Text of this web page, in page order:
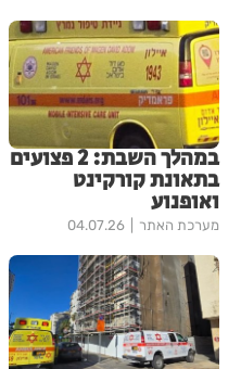
במהלך השבת: 2 פצועים
בתאונת קורקינט
ואופנוע
מערכת האתר 04.07.26